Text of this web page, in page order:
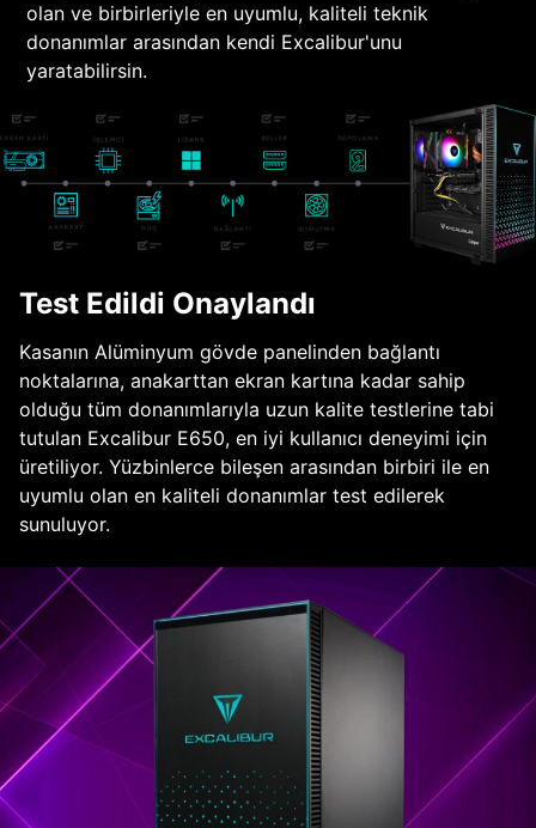
olan ve birbirleriyle en uyumlu, kaliteli teknik
donanımlar arasından kendi Excalibur'unu
yaratabilirsin.
Test Edildi Onaylandı
Kasanın Alüminyum gövde panelinden bağlantı
noktalarına, anakarttan ekran kartına kadar sahip
olduğu tüm donanımlarıyla uzun kalite testlerine tabi
tutulan Excalibur E650, en iyi kullanıcı deneyimi için
üretiliyor. Yüzbinlerce bileşen arasından birbiri ile en
uyumlu olan en kaliteli donanımlar test edilerek
sunuluyor.